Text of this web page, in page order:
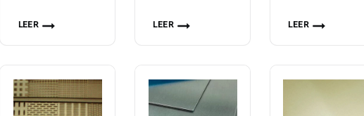
LEER LEER LEER